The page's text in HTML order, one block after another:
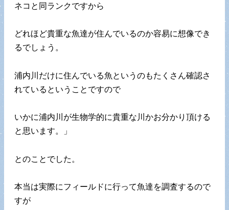
ネコと同ランクですから
どれほど貴重な魚達が住んでいるのか容易に想像でき
るでしょう。
浦内川だけに住んでいる魚というのもたくさん確認さ
れているということですので
いかに浦内川が生物学的に貴重な川かお分かり頂ける
と思います。」
とのことでした。
本当は実際にフィールドに行って魚達を調査するので
すが